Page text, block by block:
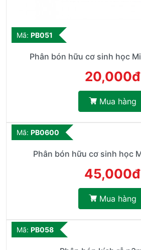
Mã: PB051
Phân bón hữu cơ sinh học
20,000đ
Mua hàng
Mã: PB0600
Phân bón hữu cơ sinh học
45,000đ
Mua hàng
Mã: PB058